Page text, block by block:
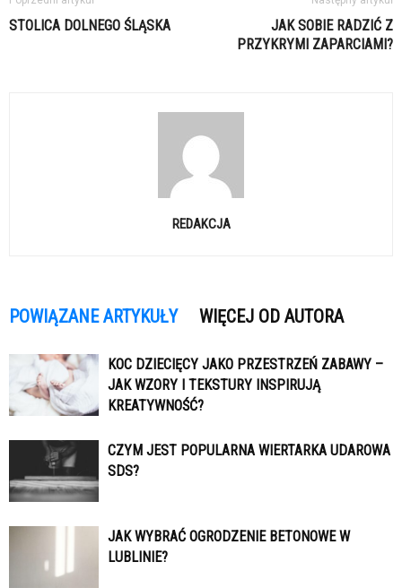
STOLICA DOLNEGO ŚLĄSKA
JAK SOBIE RADZIĆ Z
PRZYKRYMI ZAPARCIAMI?
REDAKCJA
POWIĄZANE ARTYKUŁY WIĘCEJ OD AUTORA
KOC DZIECIĘCY JAKO PRZESTRZEŃ ZABAWY –
JAK WZORY I TEKSTURY INSPIRUJĄ
KREATYWNOŚĆ?
CZYM JEST POPULARNA WIERTARKA UDAROWA
SDS?
JAK WYBRAĆ OGRODZENIE BETONOWE W
LUBLINIE?